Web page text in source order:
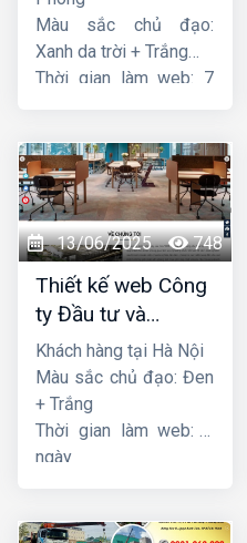
Màu sắc chủ đạo:
Xanh da trời + Trắng
Thời gian làm web: 7
13/06/2025 748
Thiết kế web Công
ty Đầu tư và
Thương mại Five-
Star
Khách hàng tại Hà Nội
Màu sắc chủ đạo: Đen
+ Trắng
Thời gian làm web: 7
ngày